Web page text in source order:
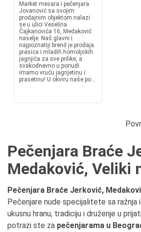
Market mesara i pečenjara
Jovanović sa svojim
prodajnim objektom nalazi
se u ulici Veselina
Čajkanovića 16, Medaković
naselje. Naš glavni i
najpoznatiji brend je prodaja
prasica i mladih homoljskih
jagnjića za sve prilike, a
svakodnevno u ponudi
imamo vruću jagnjetinu i
prasetinu! U okviru naše po...
Pečenjara Braće
Medaković, Veliki
Pečenjara Braće Jerković,
Pečenjare nude specijalitete sa ražnja
ukusnu hranu, tradiciju i druženje u
potrazi ste za pečenjarama u